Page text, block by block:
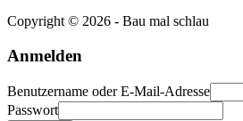
Copyright © 2026 - Bau mal schlau
Anmelden
Benutzername oder E-Mail-Adresse
Passwort